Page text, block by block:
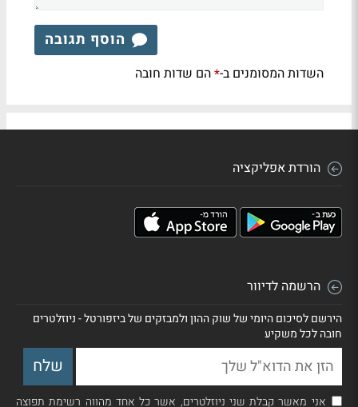
הוסף תגובה
השדות המסומנים ב-*הם שדות חובה
הורדת אפליקציה
הרשמה לדיוור
הירשם לסיכום היומי של שוק ההון ולמבזקים של ביזפורטל - ניוזלטרים
חובה לכל משקיע
אני מאשר קבלת שני ניוזלטרים, אשר כל אחד מהווה רשימת תפוצה